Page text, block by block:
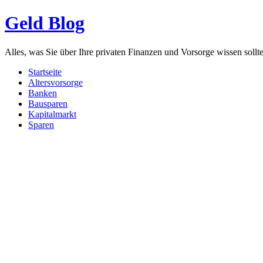
Geld Blog
Alles, was Sie über Ihre privaten Finanzen und Vorsorge wissen
Startseite
Altersvorsorge
Banken
Bausparen
Kapitalmarkt
Sparen